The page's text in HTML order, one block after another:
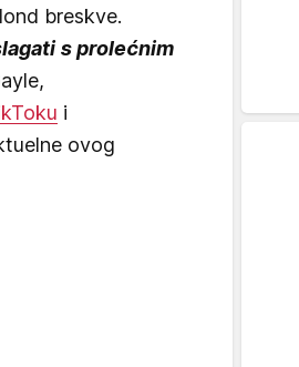
breskve.
s prolećnim
i
ovog